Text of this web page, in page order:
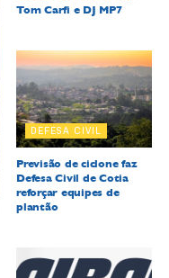
Tom Carfi e DJ MP7
DEFESA CIVIL
Previsão de ciclone faz
Defesa Civil de Cotia
reforçar equipes de
plantão